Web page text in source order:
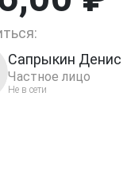
Сапрыкин Денис
Частное лицо
Не в сети